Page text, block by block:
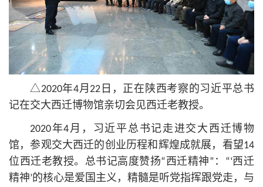
△2020年4月22日，正在陕西考察的习近平总书
记在交大西迁博物馆亲切会见西迁老教授。
2020年4月，习近平 总 书记走进交大西迁博物
馆，参观交大西迁的创业历程和辉煌成就展，看望14
位西迁老教授。总书记高度赞扬“西迁精神”：“‘西迁
精神’的核心是爱国主义，精髓是听党指挥跟党走，与